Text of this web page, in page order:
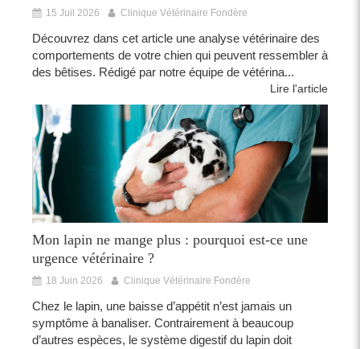
15 Juil 2026 Clinique Vétérinaire Fondère
Découvrez dans cet article une analyse vétérinaire des
comportements de votre chien qui peuvent ressembler à
des bêtises. Rédigé par notre équipe de vétérina...
Lire l'article
Mon lapin ne mange plus : pourquoi est-ce une
urgence vétérinaire ?
18 Juin 2026 Clinique Vétérinaire Fondère
Chez le lapin, une baisse d’appétit n’est jamais un
symptôme à banaliser. Contrairement à beaucoup
d’autres espèces, le système digestif du lapin doit